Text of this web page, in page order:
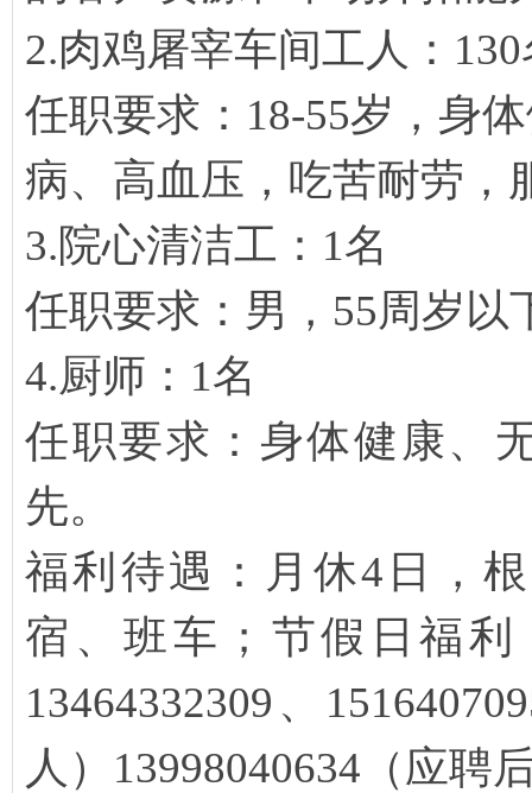
2.肉鸡屠宰车间工人：130
任职要求：18-55岁，身
病、高血压，吃苦耐劳，
3.院心清洁工：1名
任职要求：男，55周岁
4.厨师：1名
任职要求：身体健康、
先。
福利待遇：月休4日，
宿、班车；节假日福
13464332309、
人）13998040634（应聘